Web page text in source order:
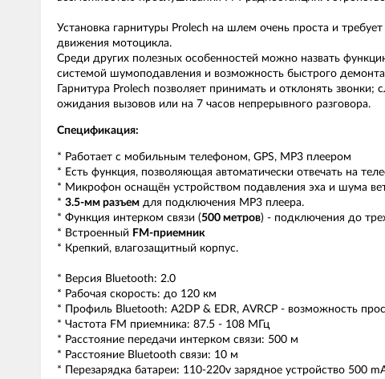
Установка гарнитуры Prolech на шлем очень проста и
движения мотоцикла.
Среди других полезных особенностей можно назвать
системой шумоподавления и возможность быстрого
Гарнитура Prolech позволяет принимать и отклонять
ожидания вызовов или на 7 часов непрерывного разговора.
Спецификация:
* Работает с мобильным телефоном, GPS, MP3 плеером
* Есть функция, позволяющая автоматически отвечать на
* Микрофон оснащён устройством подавления эха и шума
* 3.5-мм разъем для подключения MP3 плеера.
* Функция интерком связи (500 метров) - подключения до
* Встроенный FM-приемник
* Крепкий, влагозащитный корпус.
* Версия Bluetooth: 2.0
* Рабочая скорость: до 120 км
* Профиль Bluetooth: A2DP & EDR, AVRCP - возможность
* Частота FM приемника: 87.5 - 108 МГц
* Расстояние передачи интерком связи: 500 м
* Расстояние Bluetooth связи: 10 м
* Перезарядка батареи: 110-220v зарядное устройство 500